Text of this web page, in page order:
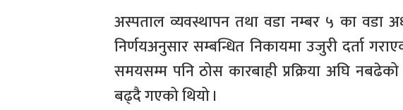
अस्पताल व्यवस्थापन तथा वडा नम्बर ५ का वडा
निर्णयअनुसार सम्बन्धित निकायमा उजुरी दर्ता
समयसम्म पनि ठोस कारबाही प्रक्रिया अघि
बढ्दै गएको थियो ।